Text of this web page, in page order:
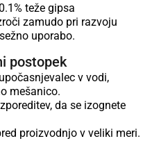
teže gipsa
zamudo pri razvoju
uporabo.
postopek
v vodi,
mešanico.
da se izognete
proizvodnjo v veliki meri.